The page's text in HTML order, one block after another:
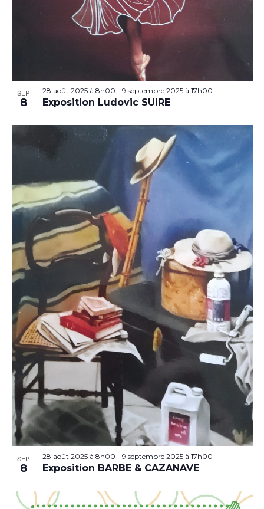
SEP
8
28 août 2025 à 8h00 - 9 septembre 2025 à 17h00
Exposition Ludovic SUIRE
SEP
8
28 août 2025 à 8h00 - 9 septembre 2025 à 17h00
Exposition BARBE & CAZANAVE